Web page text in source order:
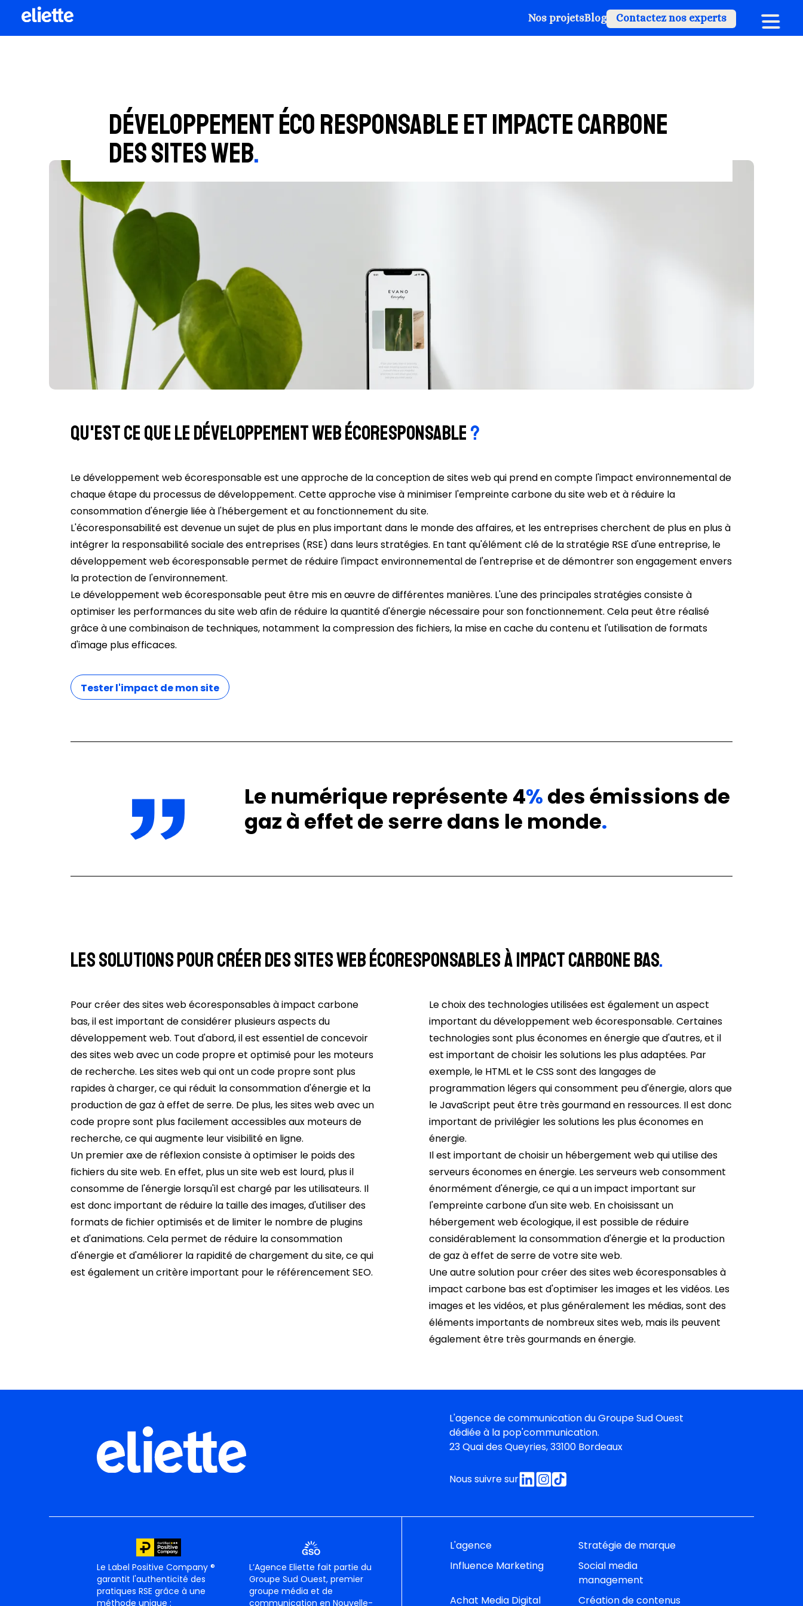
Nos projetsBlog Contactez nos experts
Développement web
Développement éco responsable et impacte carbone
des sites web.
Qu'est ce que le développement web écoresponsable?
Le développement web écoresponsable est une approche de la conception de sites web qui prend en compte l'impact environnemental de
chaque étape du processus de développement. Cette approche vise à minimiser l'empreinte carbone du site web et à réduire la
consommation d'énergie liée à l'hébergement et au fonctionnement du site.
L'écoresponsabilité est devenue un sujet de plus en plus important dans le monde des affaires, et les entreprises cherchent de plus en plus à
intégrer la responsabilité sociale des entreprises (RSE) dans leurs stratégies. En tant qu'élément clé de la stratégie RSE d'une entreprise, le
développement web écoresponsable permet de réduire l'impact environnemental de l'entreprise et de démontrer son engagement envers
la protection de l'environnement.
Le développement web écoresponsable peut être mis en œuvre de différentes manières. L'une des principales stratégies consiste à
optimiser les performances du site web afin de réduire la quantité d'énergie nécessaire pour son fonctionnement. Cela peut être réalisé
grâce à une combinaison de techniques, notamment la compression des fichiers, la mise en cache du contenu et l'utilisation de formats
d'image plus efficaces.
Tester l'impact de mon site
Le numérique représente 4%des émissions de
gaz à effet de serre dans le monde.
Les solutions pour créer des sites web écoresponsables à impact carbone bas.
Pour créer des sites web écoresponsables à impact carbone
bas, il est important de considérer plusieurs aspects du
développement web. Tout d'abord, il est essentiel de concevoir
des sites web avec un code propre et optimisé pour les moteurs
de recherche. Les sites web qui ont un code propre sont plus
rapides à charger, ce qui réduit la consommation d'énergie et la
production de gaz à effet de serre. De plus, les sites web avec un
code propre sont plus facilement accessibles aux moteurs de
recherche, ce qui augmente leur visibilité en ligne.
Un premier axe de réflexion consiste à optimiser le poids des
fichiers du site web. En effet, plus un site web est lourd, plus il
consomme de l'énergie lorsqu'il est chargé par les utilisateurs. Il
est donc important de réduire la taille des images, d'utiliser des
formats de fichier optimisés et de limiter le nombre de plugins
et d'animations. Cela permet de réduire la consommation
d'énergie et d'améliorer la rapidité de chargement du site, ce qui
est également un critère important pour le référencement SEO.
Le choix des technologies utilisées est également un aspect
important du développement web écoresponsable. Certaines
technologies sont plus économes en énergie que d'autres, et il
est important de choisir les solutions les plus adaptées. Par
exemple, le HTML et le CSS sont des langages de
programmation légers qui consomment peu d'énergie, alors que
le JavaScript peut être très gourmand en ressources. Il est donc
important de privilégier les solutions les plus économes en
énergie.
Il est important de choisir un hébergement web qui utilise des
serveurs économes en énergie. Les serveurs web consomment
énormément d'énergie, ce qui a un impact important sur
l'empreinte carbone d'un site web. En choisissant un
hébergement web écologique, il est possible de réduire
considérablement la consommation d'énergie et la production
de gaz à effet de serre de votre site web.
Une autre solution pour créer des sites web écoresponsables à
impact carbone bas est d'optimiser les images et les vidéos. Les
images et les vidéos, et plus généralement les médias, sont des
éléments importants de nombreux sites web, mais ils peuvent
également être très gourmands en énergie.
L'agence de communication duGroupe Sud Ouest
dédiée à la pop'communication.
23 Quai des Queyries, 33100 Bordeaux
Nous suivre sur
Le Label Positive Company ®
garantit l'authenticité des
pratiques RSE grâce à une
méthode unique :
L’Agence Eliette fait partie du
Groupe Sud Ouest, premier
groupe média et de
communication en Nouvelle-
L'agence
Stratégie de marque
Influence Marketing
Social media
management
Achat Media Digital
Création de contenus